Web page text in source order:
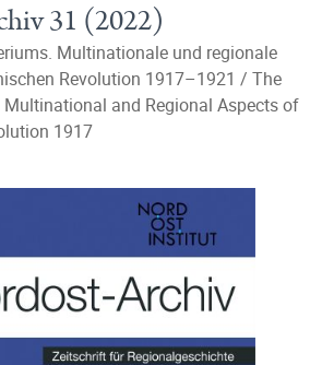
31 (2022)
Multinationale und regionale
Revolution 1917–1921 / The
Multinational and Regional Aspects of
1917